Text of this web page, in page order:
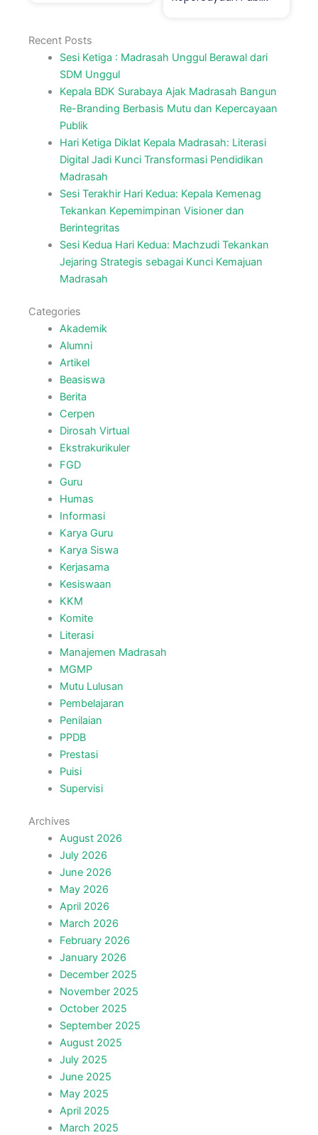
Recent Posts
Sesi Ketiga : Madrasah Unggul Berawal dari
SDM Unggul
Kepala BDK Surabaya Ajak Madrasah Bangun
Re-Branding Berbasis Mutu dan Kepercayaan
Publik
Hari Ketiga Diklat Kepala Madrasah: Literasi
Digital Jadi Kunci Transformasi Pendidikan
Madrasah
Sesi Terakhir Hari Kedua: Kepala Kemenag
Tekankan Kepemimpinan Visioner dan
Berintegritas
Sesi Kedua Hari Kedua: Machzudi Tekankan
Jejaring Strategis sebagai Kunci Kemajuan
Madrasah
Categories
Akademik
Alumni
Artikel
Beasiswa
Berita
Cerpen
Dirosah Virtual
Ekstrakurikuler
FGD
Guru
Humas
Informasi
Karya Guru
Karya Siswa
Kerjasama
Kesiswaan
KKM
Komite
Literasi
Manajemen Madrasah
MGMP
Mutu Lulusan
Pembelajaran
Penilaian
PPDB
Prestasi
Puisi
Supervisi
Archives
August 2026
July 2026
June 2026
May 2026
April 2026
March 2026
February 2026
January 2026
December 2025
November 2025
October 2025
September 2025
August 2025
July 2025
June 2025
May 2025
April 2025
March 2025